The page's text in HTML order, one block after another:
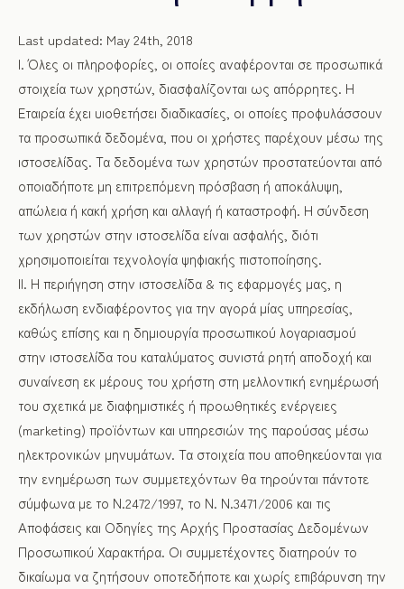
Last updated: May 24th, 2018
Ι. Όλες οι πληροφορίες, οι οποίες αναφέρονται σε προσωπικά
στοιχεία των χρηστών, διασφαλίζονται ως απόρρητες. Η
Εταιρεία έχει υιοθετήσει διαδικασίες, οι οποίες προφυλάσσουν
τα προσωπικά δεδομένα, που οι χρήστες παρέχουν μέσω της
ιστοσελίδας. Τα δεδομένα των χρηστών προστατεύονται από
οποιαδήποτε μη επιτρεπόμενη πρόσβαση ή αποκάλυψη,
απώλεια ή κακή χρήση και αλλαγή ή καταστροφή. Η σύνδεση
των χρηστών στην ιστοσελίδα είναι ασφαλής, διότι
χρησιμοποιείται τεχνολογία ψηφιακής πιστοποίησης.
ΙΙ. Η περιήγηση στην ιστοσελίδα & τις εφαρμογές μας, η
εκδήλωση ενδιαφέροντος για την αγορά μίας υπηρεσίας,
καθώς επίσης και η δημιουργία προσωπικού λογαριασμού
στην ιστοσελίδα του καταλύματος συνιστά ρητή αποδοχή και
συναίνεση εκ μέρους του χρήστη στη μελλοντική ενημέρωσή
του σχετικά με διαφημιστικές ή προωθητικές ενέργειες
(marketing) προϊόντων και υπηρεσιών της παρούσας μέσω
ηλεκτρονικών μηνυμάτων. Τα στοιχεία που αποθηκεύονται για
την ενημέρωση των συμμετεχόντων θα τηρούνται πάντοτε
σύμφωνα με το Ν.2472/1997, το Ν. Ν.3471/2006 και τις
Αποφάσεις και Οδηγίες της Αρχής Προστασίας Δεδομένων
Προσωπικού Χαρακτήρα. Οι συμμετέχοντες διατηρούν το
δικαίωμα να ζητήσουν οποτεδήποτε και χωρίς επιβάρυνση την